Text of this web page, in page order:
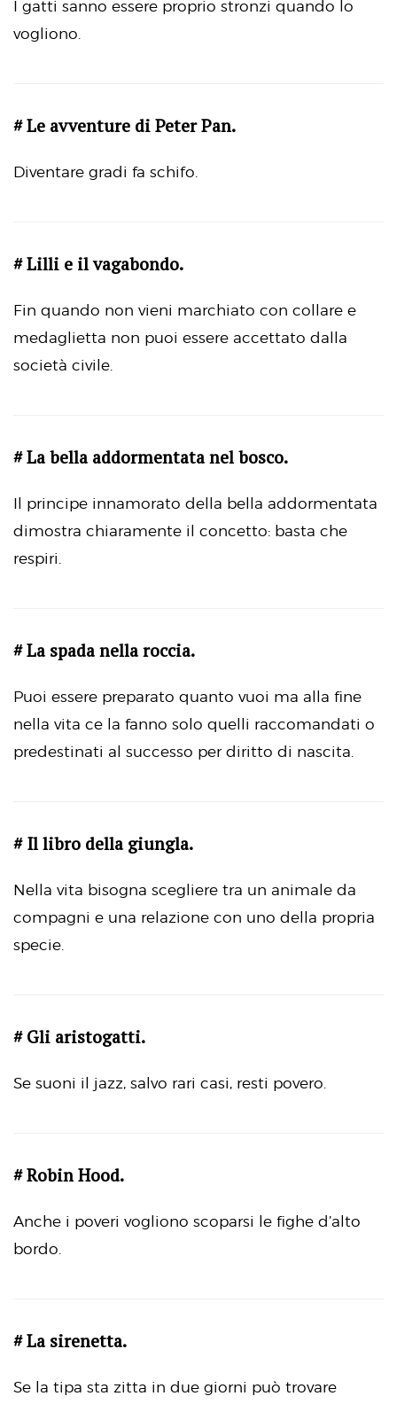
I gatti sanno essere proprio stronzi quando lo
vogliono.
# Le avventure di Peter Pan.
Diventare gradi fa schifo.
# Lilli e il vagabondo.
Fin quando non vieni marchiato con collare e
medaglietta non puoi essere accettato dalla
società civile.
# La bella addormentata nel bosco.
Il principe innamorato della bella addormentata
dimostra chiaramente il concetto: basta che
respiri.
# La spada nella roccia.
Puoi essere preparato quanto vuoi ma alla fine
nella vita ce la fanno solo quelli raccomandati o
predestinati al successo per diritto di nascita.
# Il libro della giungla.
Nella vita bisogna scegliere tra un animale da
compagni e una relazione con uno della propria
specie.
# Gli aristogatti.
Se suoni il jazz, salvo rari casi, resti povero.
# Robin Hood.
Anche i poveri vogliono scoparsi le fighe d’alto
bordo.
# La sirenetta.
Se la tipa sta zitta in due giorni può trovare